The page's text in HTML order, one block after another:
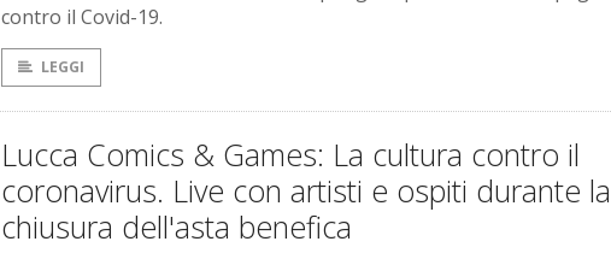
contro il Covid-19.
LEGGI
Lucca Comics & Games: La cultura contro il
coronavirus. Live con artisti e ospiti durante la
chiusura dell'asta benefica